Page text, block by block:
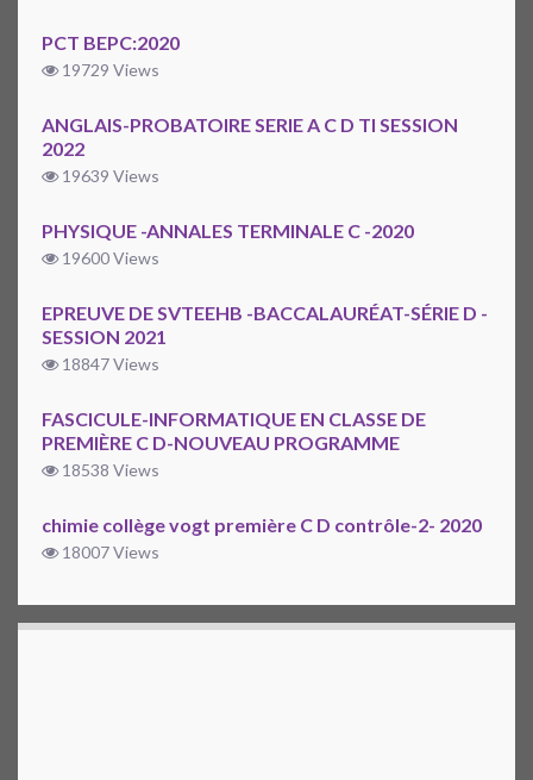
PCT BEPC:2020
19729 Views
ANGLAIS-PROBATOIRE SERIE A C D TI SESSION
2022
19639 Views
PHYSIQUE -ANNALES TERMINALE C -2020
19600 Views
EPREUVE DE SVTEEHB -BACCALAURÉAT-SÉRIE D -
SESSION 2021
18847 Views
FASCICULE-INFORMATIQUE EN CLASSE DE
PREMIÈRE C D-NOUVEAU PROGRAMME
18538 Views
chimie collège vogt première C D contrôle-2- 2020
18007 Views